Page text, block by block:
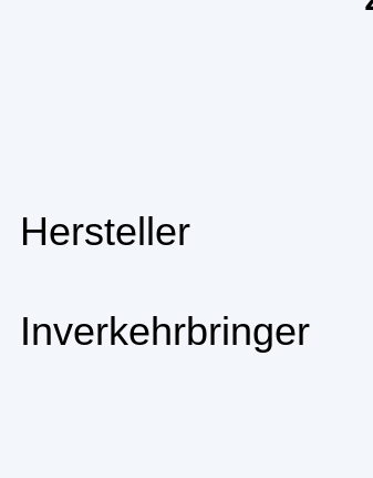
Hersteller
Inverkehrbringer